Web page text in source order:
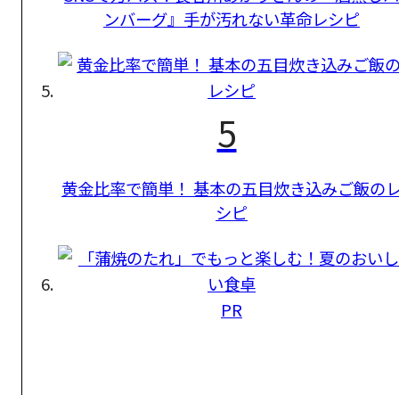
ンバーグ』手が汚れない革命レシピ
5
黄金比率で簡単！ 基本の五目炊き込みご飯の
シピ
PR